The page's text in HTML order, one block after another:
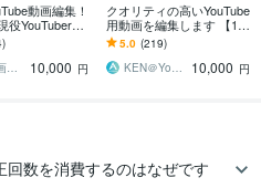
動画編集！
役YouTuberが
を作ります
すず動画編集者
10,000 円
クオリティの高いYouTube
用動画を編集します 【10,
000円でクオリティの高い
動画】作成します！
5.0 (219)
KEN＠YouTube運用代行
10,000 円
数を消費するのはなぜです